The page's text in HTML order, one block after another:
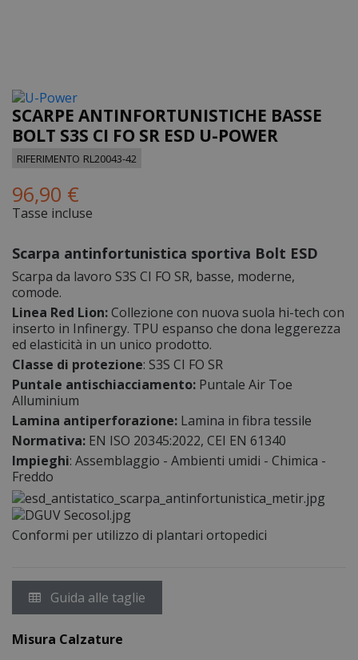
SCARPE ANTINFORTUNISTICHE BASSE
BOLT S3S CI FO SR ESD U-POWER
RIFERIMENTO RL20043-42
96,90 €
Tasse incluse
Scarpa antinfortunistica sportiva Bolt ESD
Scarpa da lavoro S3S CI FO SR, basse, moderne,
comode.
Linea Red Lion:Collezione con nuova suola hi-tech con
inserto in Infinergy. TPU espanso che dona leggerezza
ed elasticità in un unico prodotto.
Classe di protezione: S3S CI FO SR
Puntale antischiacciamento: Puntale Air Toe
Alluminium
Lamina antiperforazione: Lamina in fibra tessile
Normativa: EN ISO 20345:2022, CEI EN 61340
Impieghi: Assemblaggio - Ambienti umidi - Chimica -
Freddo
Conformi per utilizzo di plantari ortopedici
Guida alle taglie
Misura Calzature